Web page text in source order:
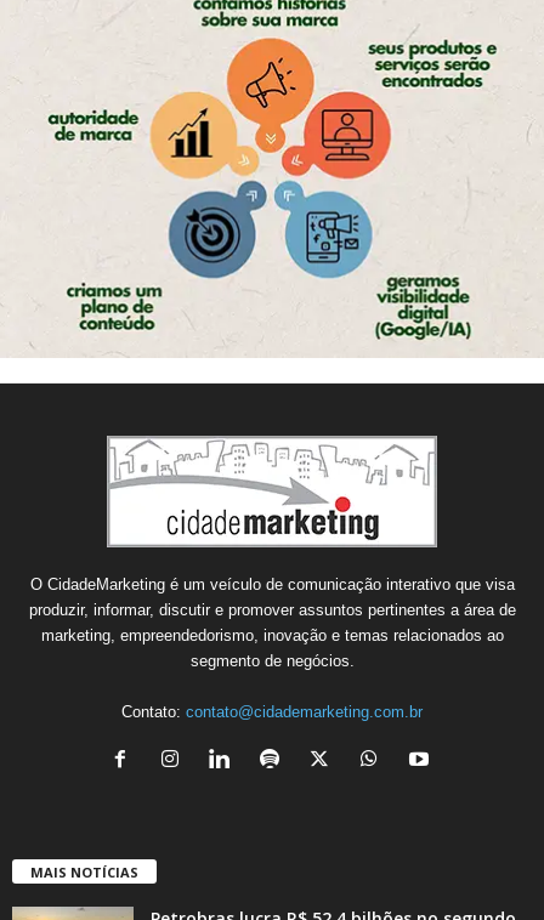
O CidadeMarketing é um veículo de comunicação interativo que visa
produzir, informar, discutir e promover assuntos pertinentes a área de
marketing, empreendedorismo, inovação e temas relacionados ao
segmento de negócios.
Contato: contato@cidademarketing.com.br
MAIS NOTÍCIAS